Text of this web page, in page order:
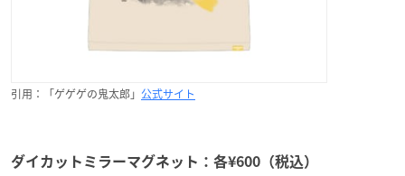
引用：「ゲゲゲの鬼太郎」 公式サイト
ダイカットミラーマグネット：各¥600（税込）